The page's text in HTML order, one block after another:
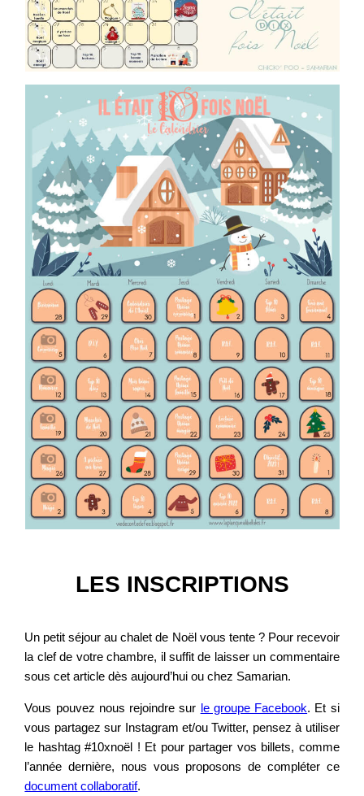
LES INSCRIPTIONS
Un petit séjour au chalet de Noël vous tente ? Pour recevoir
la clef de votre chambre, il suffit de laisser un commentaire
sous cet article dès aujourd’hui ou chez Samarian.
Vous pouvez nous rejoindre sur le groupe Facebook. Et si
vous partagez sur Instagram et/ou Twitter, pensez à utiliser
le hashtag #10xnoël ! Et pour partager vos billets, comme
l’année dernière, nous vous proposons de compléter ce
document collaboratif.